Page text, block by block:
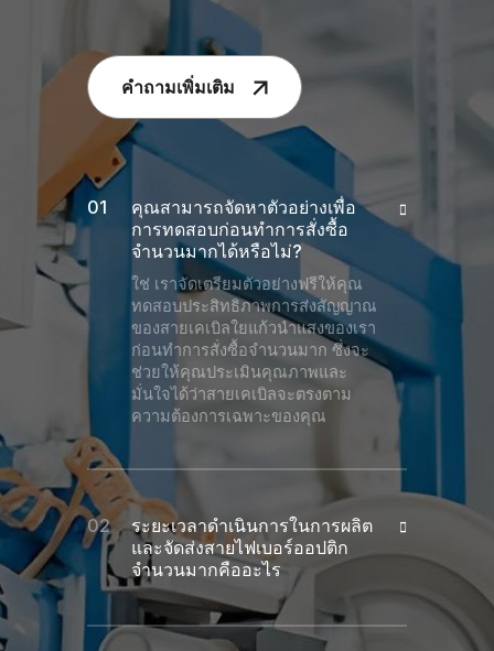
คำถามเพิ่มเติม
คุณสามารถจัดหาตัวอย่างเพื่อ
การทดสอบก่อนทำการสั่งซื้อ
จำนวนมากได้หรือไม่?
ใช่ เราจัดเตรียมตัวอย่างฟรีให้คุณ
ทดสอบประสิทธิภาพการส่งสัญญาณ
ของสายเคเบิลใยแก้วนำแสงของเรา
ก่อนทำการสั่งซื้อจำนวนมาก ซึ่งจะ
ช่วยให้คุณประเมินคุณภาพและ
มั่นใจได้ว่าสายเคเบิลจะตรงตาม
ความต้องการเฉพาะของคุณ
ระยะเวลาดำเนินการในการผลิต
และจัดส่งสายไฟเบอร์ออปติก
จำนวนมากคืออะไร